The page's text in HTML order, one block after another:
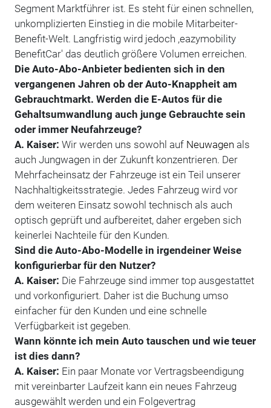
Segment Marktführer ist. Es steht für einen schnellen,
unkomplizierten Einstieg in die mobile Mitarbeiter-
Benefit-Welt. Langfristig wird jedoch ,eazymobility
BenefitCar' das deutlich größere Volumen erreichen.
Die Auto-Abo-Anbieter bedienten sich in den
vergangenen Jahren ob der Auto-Knappheit am
Gebrauchtmarkt. Werden die E-Autos für die
Gehaltsumwandlung auch junge Gebrauchte sein
oder immer Neufahrzeuge?
A. Kaiser: Wir werden uns sowohl auf Neuwagen als
auch Jungwagen in der Zukunft konzentrieren. Der
Mehrfacheinsatz der Fahrzeuge ist ein Teil unserer
Nachhaltigkeitsstrategie. Jedes Fahrzeug wird vor
dem weiteren Einsatz sowohl technisch als auch
optisch geprüft und aufbereitet, daher ergeben sich
keinerlei Nachteile für den Kunden.
Sind die Auto-Abo-Modelle in irgendeiner Weise
konfigurierbar für den Nutzer?
A. Kaiser: Die Fahrzeuge sind immer top ausgestattet
und vorkonfiguriert. Daher ist die Buchung umso
einfacher für den Kunden und eine schnelle
Verfügbarkeit ist gegeben.
Wann könnte ich mein Auto tauschen und wie teuer
ist dies dann?
A. Kaiser: Ein paar Monate vor Vertragsbeendigung
mit vereinbarter Laufzeit kann ein neues Fahrzeug
ausgewählt werden und ein Folgevertrag